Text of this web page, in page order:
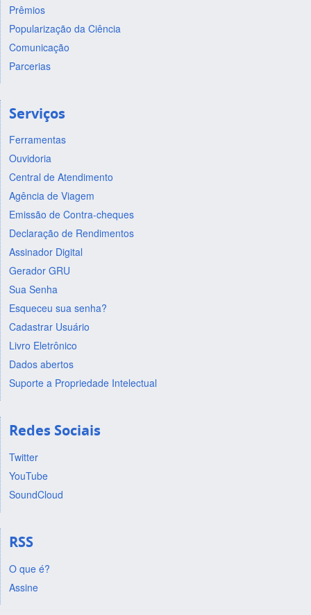
Prêmios
Popularização da Ciência
Comunicação
Parcerias
Serviços
Ferramentas
Ouvidoria
Central de Atendimento
Agência de Viagem
Emissão de Contra-cheques
Declaração de Rendimentos
Assinador Digital
Gerador GRU
Sua Senha
Esqueceu sua senha?
Cadastrar Usuário
Livro Eletrônico
Dados abertos
Suporte a Propriedade Intelectual
Redes Sociais
Twitter
YouTube
SoundCloud
RSS
O que é?
Assine